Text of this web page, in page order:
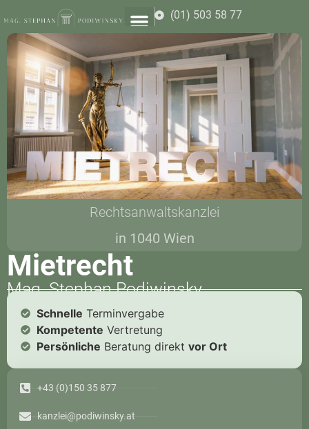
(01) 503 58 77
Rechtsanwaltskanzlei
in 1040 Wien
Mietrecht
Mag. Stephan Podiwinsky
Schnelle Terminvergabe
Kompetente Vertretung
Persönliche Beratung direkt vor Ort
+43 (0)150 35 877
kanzlei@podiwinsky.at